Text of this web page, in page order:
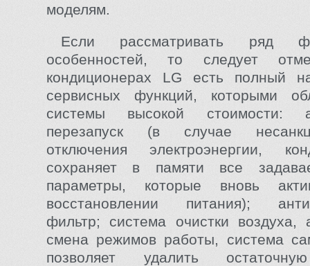
моделям.
Если рассматривать ряд
особенностей, то следует
кондиционерах LG есть полный
сервисных функций, которыми
системы высокой стоимости:
перезапуск (в случае
отключения электроэнергии,
сохраняет в памяти все
параметры, которые вновь
восстановлении питания);
фильтр; система очистки воздуха,
смена режимов работы, система
позволяет удалить